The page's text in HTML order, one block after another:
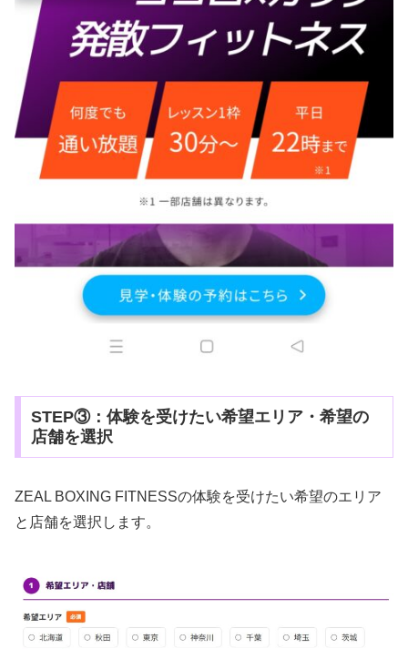
STEP③：体験を受けたい希望エリア・希望の
店舗を選択
ZEAL BOXING FITNESSの体験を受けたい希望のエリア
と店舗を選択します。